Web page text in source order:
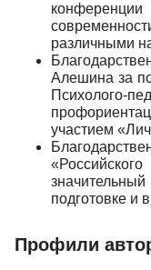
различными
Алешина за
Психолого-
участием
подготовке и
Профили